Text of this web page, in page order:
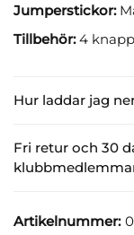
Hur laddar jag
Fri retur och 30
Jumperstickor:
Tillbehör:4
Artikelnummer: